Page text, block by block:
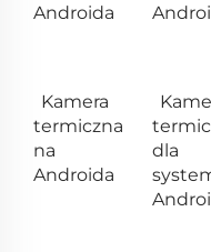
Androida
Kamera
termiczna
na
Androida
dla